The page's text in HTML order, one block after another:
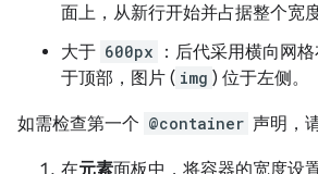
面上，从新行开始并占据整个宽度
大于 600px ：后代采用横向网
于顶部，图片 ( img ) 位于左侧。
如需检查第一个 @container 声明，